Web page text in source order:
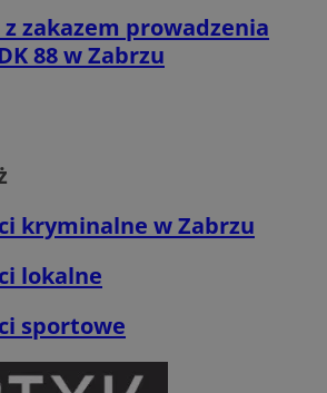
zakazem prowadzenia
88 w Zabrzu
kryminalne w Zabrzu
lokalne
sportowe